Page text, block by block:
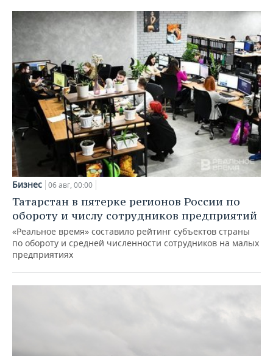
Бизнес 06 авг, 00:00
Татарстан в пятерке регионов России по
обороту и числу сотрудников предприятий
«Реальное время» составило рейтинг субъектов страны
по обороту и средней численности сотрудников на малых
предприятиях